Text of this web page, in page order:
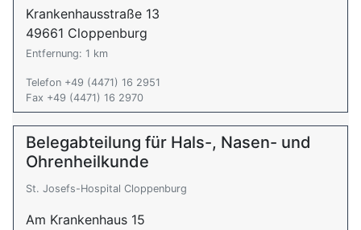
Krankenhausstraße 13
49661 Cloppenburg
Entfernung: 1 km
Telefon +49 (4471) 16 2951
Fax +49 (4471) 16 2970
Belegabteilung für Hals-, Nasen- und
Ohrenheilkunde
St. Josefs-Hospital Cloppenburg
Am Krankenhaus 15